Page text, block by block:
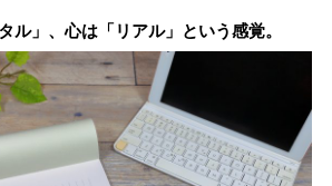
ル」、心は「リアル」という感覚。